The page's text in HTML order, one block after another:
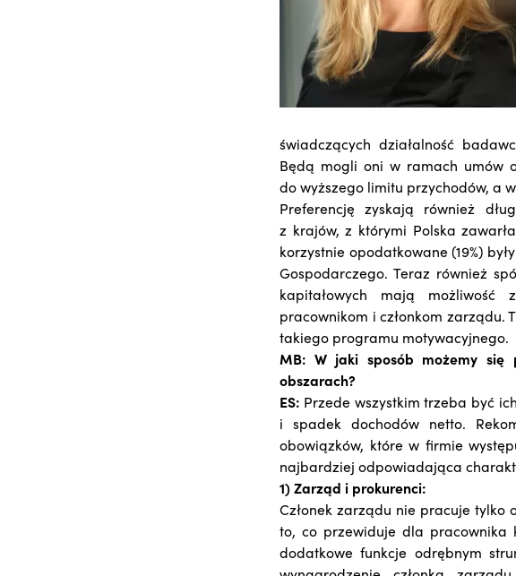
świadczących działalność
Będą mogli oni w ramach umów
do wyższego limitu przychodów, a
Preferencję zyskają również
z krajów, z którymi Polska
korzystnie opodatkowane (19%)
Gospodarczego. Teraz również
kapitałowych mają możliwość
pracownikom i członkom zarządu.
takiego programu motywacyjnego.
MB: W jaki sposób możemy się
obszarach?
ES: Przede wszystkim trzeba być
i spadek dochodów netto.
obowiązków, które w firmie
najbardziej odpowiadająca
1) Zarząd i prokurenci:
Członek zarządu nie pracuje
to, co przewiduje dla pracownika
dodatkowe funkcje odrębnym